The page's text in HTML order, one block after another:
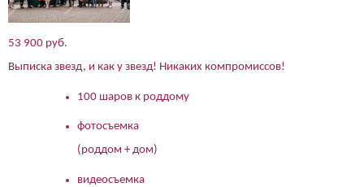
53 900 руб.
Выписка звезд, и как у звезд! Никаких компромиссов!
100 шаров к роддому
фотосъемка
(роддом + дом)
видеосъемка